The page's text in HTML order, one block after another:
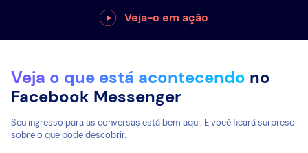
Veja-o em ação
Veja o que está acontecendo no
Facebook Messenger
Seu ingresso para as conversas está bem aqui. E você ficará surpreso
sobre o que pode descobrir.